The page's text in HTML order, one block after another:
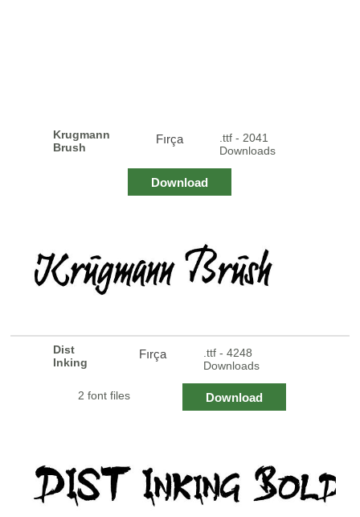
Krugmann
Brush
Fırça
.ttf - 2041
Downloads
Download
Dist
Inking
Fırça
.ttf - 4248
Downloads
2 font files Download